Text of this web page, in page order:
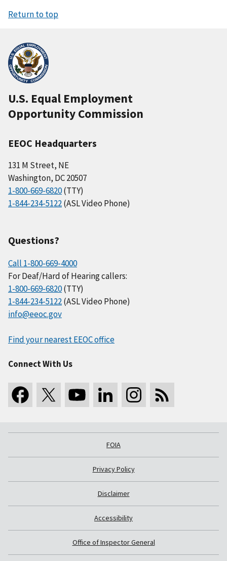
Return to top
U.S. Equal Employment
Opportunity Commission
EEOC Headquarters
131 M Street, NE
Washington, DC 20507
1-800-669-6820(TTY)
1-844-234-5122(ASL Video Phone)
Questions?
Call 1-800-669-4000
For Deaf/Hard of Hearing callers:
1-800-669-6820(TTY)
1-844-234-5122(ASL Video Phone)
info@eeoc.gov
Find your nearest EEOC office
Connect With Us
FOIA
Privacy Policy
Disclaimer
Accessibility
Office of Inspector General